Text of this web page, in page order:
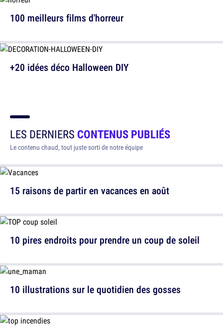
+20 idées déco Halloween DIY
100 meilleurs films d'horreur
LES DERNIERS CONTENUS PUBLIÉS
Le contenu chaud, tout juste sorti de notre équipe
15 raisons de partir en vacances en août
10 illustrations sur le quotidien des gosses
10 pires endroits pour prendre un coup de soleil